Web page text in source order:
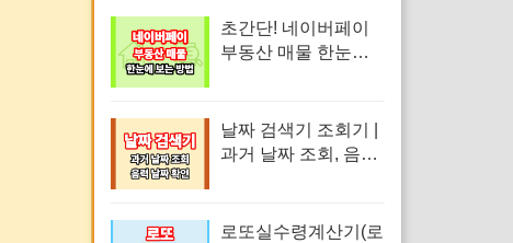
초간단! 네이버페이
부동산 매물 한눈에
날짜 검색기 조회기 |
과거 날짜 조회, 음력
로또실수령계산기(로